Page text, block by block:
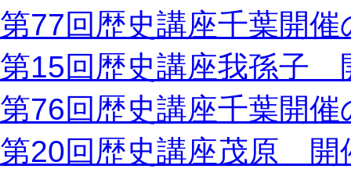
第77回歴史講座千葉開催
第15回歴史講座我孫子
第76回歴史講座千葉開催
第20回歴史講座茂原 開